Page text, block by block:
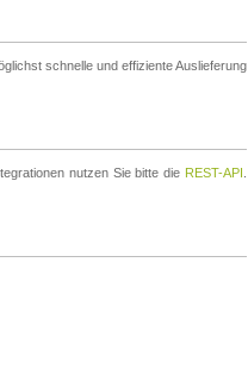
schnelle und effiziente Auslieferung
nutzen Sie bitte die REST-API